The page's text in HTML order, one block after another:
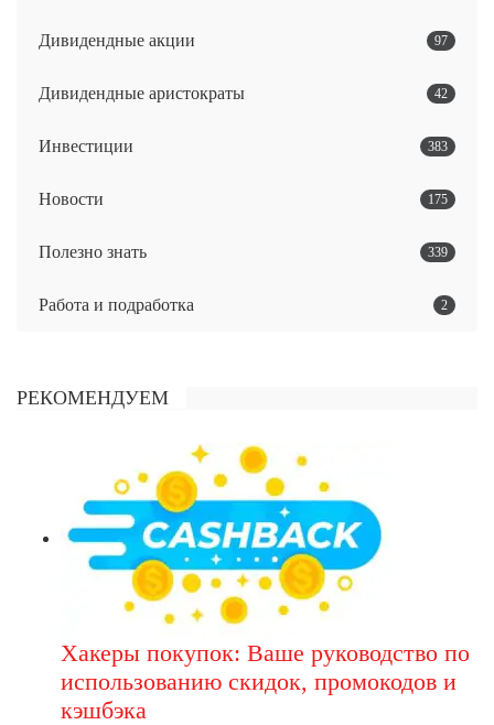
Дивидендные акции 97
Дивидендные аристократы 42
Инвестиции 383
Новости 175
Полезно знать 339
Работа и подработка 2
РЕКОМЕНДУЕМ
Хакеры покупок: Ваше руководство по
использованию скидок, промокодов и
кэшбэка